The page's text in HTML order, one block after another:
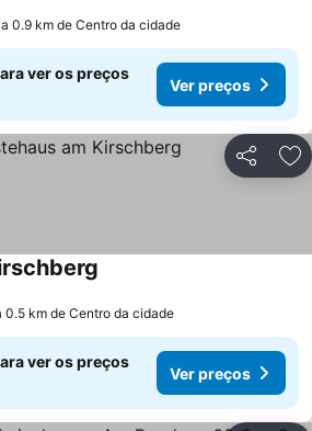
a 0.9 km de Centro da cidade
ver os preços
Ver preços
Partilhar
0.5 km de Centro da cidade
ver os preços
Ver preços